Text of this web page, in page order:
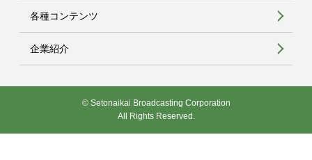
各種コンテンツ
企業紹介
© Setonaikai Broadcasting Corporation
All Rights Reserved.